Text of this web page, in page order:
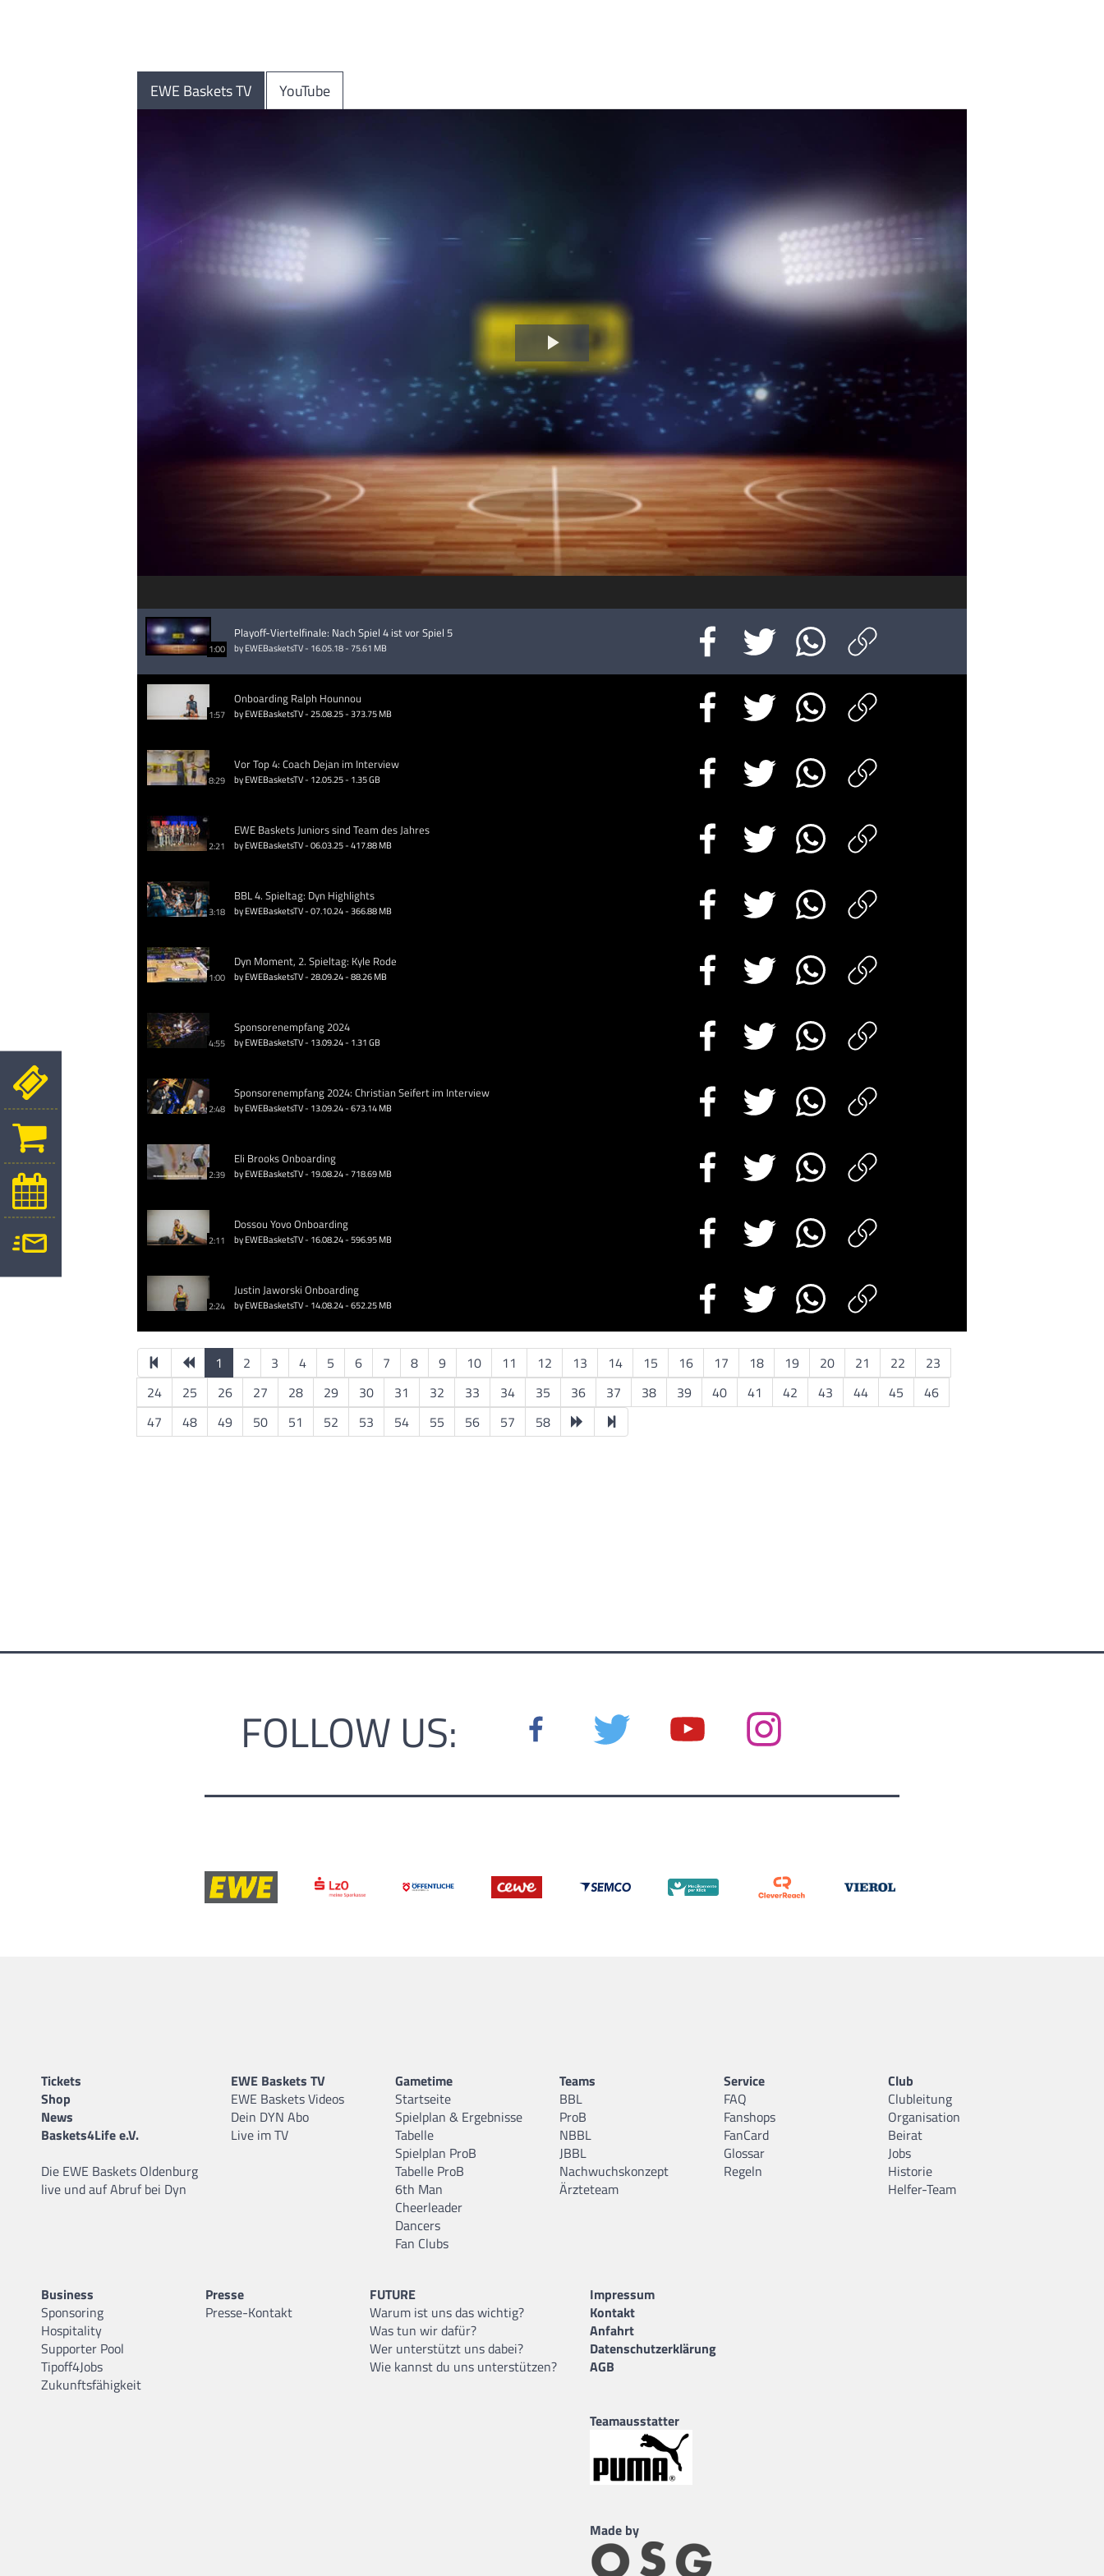
EWE Baskets TV YouTube
Video
abspielen
1:00
Playoff-Viertelfinale: Nach Spiel 4 ist vor Spiel 5
by EWEBasketsTV - 16.05.18 - 75.61 MB
1:57
Onboarding Ralph Hounnou
by EWEBasketsTV - 25.08.25 - 373.75 MB
8:29
Vor Top 4: Coach Dejan im Interview
by EWEBasketsTV - 12.05.25 - 1.35 GB
2:21
EWE Baskets Juniors sind Team des Jahres
by EWEBasketsTV - 06.03.25 - 417.88 MB
3:18
BBL 4. Spieltag: Dyn Highlights
by EWEBasketsTV - 07.10.24 - 366.88 MB
1:00
Dyn Moment, 2. Spieltag: Kyle Rode
by EWEBasketsTV - 28.09.24 - 88.26 MB
4:55
Sponsorenempfang 2024
by EWEBasketsTV - 13.09.24 - 1.31 GB
2:48
Sponsorenempfang 2024: Christian Seifert im Interview
by EWEBasketsTV - 13.09.24 - 673.14 MB
2:39
Eli Brooks Onboarding
by EWEBasketsTV - 19.08.24 - 718.69 MB
2:11
Dossou Yovo Onboarding
by EWEBasketsTV - 16.08.24 - 596.95 MB
2:24
Justin Jaworski Onboarding
by EWEBasketsTV - 14.08.24 - 652.25 MB
1 2 3 4 5 6 7 8 9 10 11 12 13 14 15 16 17 18 19 20 21 22
23
24
25 26 27 28 29 30 31 32 33 34 35 36 37 38 39 40 41 42 43 44 45
46
47
48 49 50 51 52 53 54 55 56 57 58
FOLLOW US:
Tickets
Shop
News
Baskets4Life e.V.
Die EWE Baskets Oldenburg
live und auf Abruf bei Dyn
EWE Baskets TV
EWE Baskets Videos
Dein DYN Abo
Live im TV
Gametime
Startseite
Spielplan & Ergebnisse
Tabelle
Spielplan ProB
Tabelle ProB
6th Man
Cheerleader
Dancers
Fan Clubs
Teams
BBL
ProB
NBBL
JBBL
Nachwuchskonzept
Ärzteteam
Service
FAQ
Fanshops
FanCard
Glossar
Regeln
Club
Clubleitung
Organisation
Beirat
Jobs
Historie
Helfer-Team
Business
Sponsoring
Hospitality
Supporter Pool
Tipoff4Jobs
Zukunftsfähigkeit
Presse
Presse-Kontakt
FUTURE
Warum ist uns das wichtig?
Was tun wir dafür?
Wer unterstützt uns dabei?
Wie kannst du uns unterstützen?
Impressum
Kontakt
Anfahrt
Datenschutzerklärung
AGB
Teamausstatter
Made by